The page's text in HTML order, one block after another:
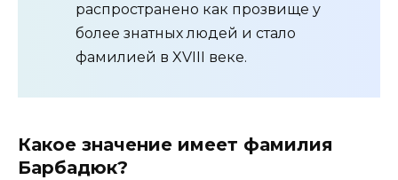
распространено как прозвище у
более знатных людей и стало
фамилией в XVIII веке.
Какое значение имеет фамилия
Барбадюк?